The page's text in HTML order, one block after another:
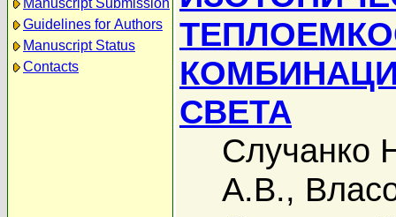
Manuscript Submission
Guidelines for Authors
Manuscript Status
Contacts
СВЕТА
Случанко
А.В.,